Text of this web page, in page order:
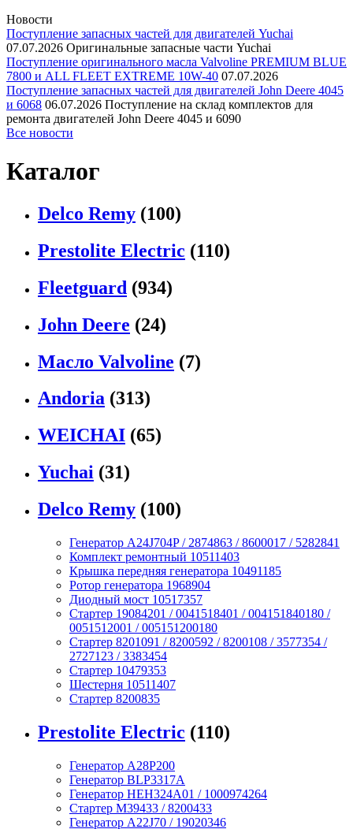
Новости
Поступление запасных частей для двигателей Yuchai
07.07.2026 Оригинальные запасные части Yuchai
Поступление оригинального масла Valvoline PREMIUM BLUE
7800 и ALL FLEET EXTREME 10W-40 07.07.2026
Поступление запасных частей для двигателей John Deere 4045
и 6068 06.07.2026 Поступление на склад комплектов для
ремонта двигателей John Deere 4045 и 6090
Все новости
Каталог
Delco Remy (100)
Prestolite Electric (110)
Fleetguard (934)
John Deere (24)
Масло Valvoline (7)
Andoria (313)
WEICHAI (65)
Yuchai (31)
Delco Remy (100)
Генератор A24J704P / 2874863 / 8600017 / 5282841
Комплект ремонтный 10511403
Крышка передняя генератора 10491185
Ротор генератора 1968904
Диодный мост 10517357
Стартер 19084201 / 0041518401 / 004151840180 /
0051512001 / 005151200180
Стартер 8201091 / 8200592 / 8200108 / 3577354 /
2727123 / 3383454
Стартер 10479353
Шестерня 10511407
Стартер 8200835
Prestolite Electric (110)
Генератор A28P200
Генератор BLP3317A
Генератор HEH324A01 / 1000974264
Стартер M39433 / 8200433
Генератор A22J70 / 19020346